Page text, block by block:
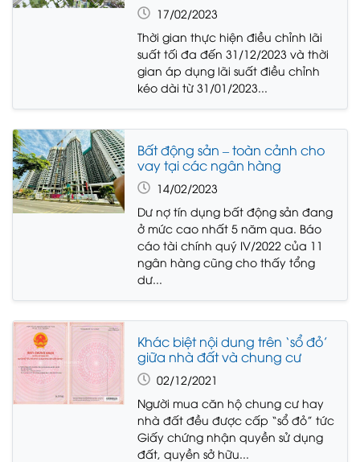
17/02/2023
Thời gian thực hiện điều chỉnh lãi
suất tối đa đến 31/12/2023 và thời
gian áp dụng lãi suất điều chỉnh
kéo dài từ 31/01/2023...
Bất động sản – toàn cảnh cho
vay tại các ngân hàng
14/02/2023
Dư nợ tín dụng bất động sản đang
ở mức cao nhất 5 năm qua. Báo
cáo tài chính quý IV/2022 của 11
ngân hàng cũng cho thấy tổng
dư...
Khác biệt nội dung trên ‘sổ đỏ’
giữa nhà đất và chung cư
02/12/2021
Người mua căn hộ chung cư hay
nhà đất đều được cấp “sổ đỏ” tức
Giấy chứng nhận quyền sử dụng
đất, quyền sở hữu...